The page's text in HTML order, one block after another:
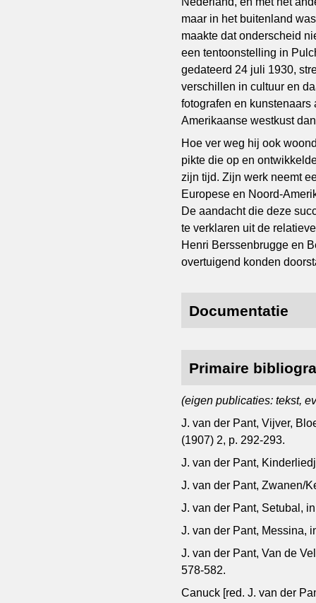
maar in het buitenland
maakte dat onderscheid
een tentoonstelling in
gedateerd 24 juli 1930,
verschillen in cultuur en
fotografen en
Amerikaanse westkust
Hoe ver weg hij ook
pikte die op en
zijn tijd. Zijn werk neemt
Europese en Noord-
De aandacht die deze
te verklaren uit de
Henri Berssenbrugge en
overtuigend konden
Documentatie
Primaire
(eigen publicaties: tekst,
J. van der Pant, Vijver,
(1907) 2, p. 292-293.
J. van der Pant,
J. van der Pant, Zwanen/
J. van der Pant, Setubal,
J. van der Pant, Messina,
J. van der Pant, Van de
578-582.
Canuck [red. J. van der